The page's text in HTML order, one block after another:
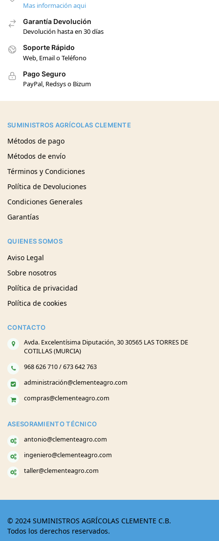
Mas información aqui
Garantía Devolución
Devolución hasta en 30 días
Soporte Rápido
Web, Email o Teléfono
Pago Seguro
PayPal, Redsys o Bizum
SUMINISTROS AGRÍCOLAS CLEMENTE
Métodos de pago
Métodos de envío
Términos y Condiciones
Política de Devoluciones
Condiciones Generales
Garantías
QUIENES SOMOS
Aviso Legal
Sobre nosotros
Política de privacidad
Política de cookies
CONTACTO
Avda. Excelentísima Diputación, 30 30565 LAS TORRES DE
COTILLAS (MURCIA)
968 626 710 / 673 642 763
administración@clementeagro.com
compras@clementeagro.com
ASESORAMIENTO TÉCNICO
antonio@clementeagro.com
ingeniero@clementeagro.com
taller@clementeagro.com
© 2024 SUMINISTROS AGRÍCOLAS CLEMENTE C.B.
Todos los derechos reservados.